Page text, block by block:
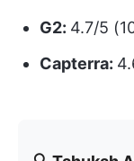
G2: 4.7/5
Capterra: